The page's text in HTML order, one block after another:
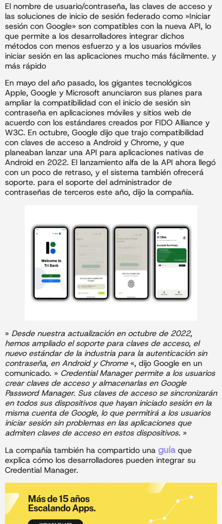
El nombre de usuario/contraseña, las claves de acceso y
las soluciones de inicio de sesión federado como »Iniciar
sesión con Google» son compatibles con la nueva API, lo
que permite a los desarrolladores integrar dichos
métodos con menos esfuerzo y a los usuarios móviles
iniciar sesión en las aplicaciones mucho más fácilmente. y
más rápido
En mayo del año pasado, los gigantes tecnológicos
Apple, Google y Microsoft anunciaron sus planes para
ampliar la compatibilidad con el inicio de sesión sin
contraseña en aplicaciones móviles y sitios web de
acuerdo con los estándares creados por FIDO Alliance y
W3C. En octubre, Google dijo que trajo compatibilidad
con claves de acceso a Android y Chrome, y que
planeaban lanzar una API para aplicaciones nativas de
Android en 2022. El lanzamiento alfa de la API ahora llegó
con un poco de retraso, y el sistema también ofrecerá
soporte. para el soporte del administrador de
contraseñas de terceros este año, dijo la compañía.
» Desde nuestra actualización en octubre de 2022,
hemos ampliado el soporte para claves de acceso, el
nuevo estándar de la industria para la autenticación sin
contraseña, en Android y Chrome«, dijo Google en un
comunicado. » Credential Manager permite a los usuarios
crear claves de acceso y almacenarlas en Google
Password Manager. Sus claves de acceso se sincronizarán
en todos sus dispositivos que hayan iniciado sesión en la
misma cuenta de Google, lo que permitirá a los usuarios
iniciar sesión sin problemas en las aplicaciones que
admiten claves de acceso en estos dispositivos. »
La compañía también ha compartido una guía que
explica cómo los desarrolladores pueden integrar su
Credential Manager.